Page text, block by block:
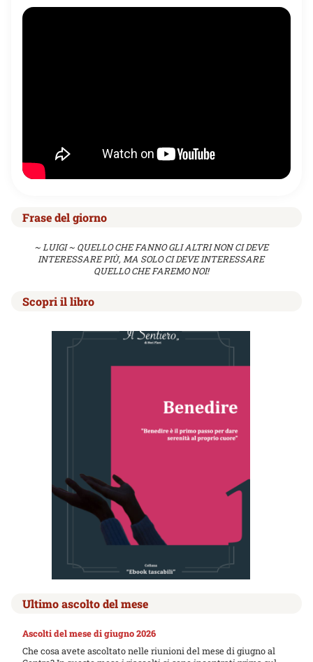
Frase del giorno
~ LUIGI ~ QUELLO CHE FANNO GLI ALTRI NON CI DEVE
INTERESSARE PIÙ, MA SOLO CI DEVE INTERESSARE
QUELLO CHE FAREMO NOI!
Scopri il libro
Ultimo ascolto del mese
Ascolti del mese di giugno 2026
Che cosa avete ascoltato nelle riunioni del mese di giugno al